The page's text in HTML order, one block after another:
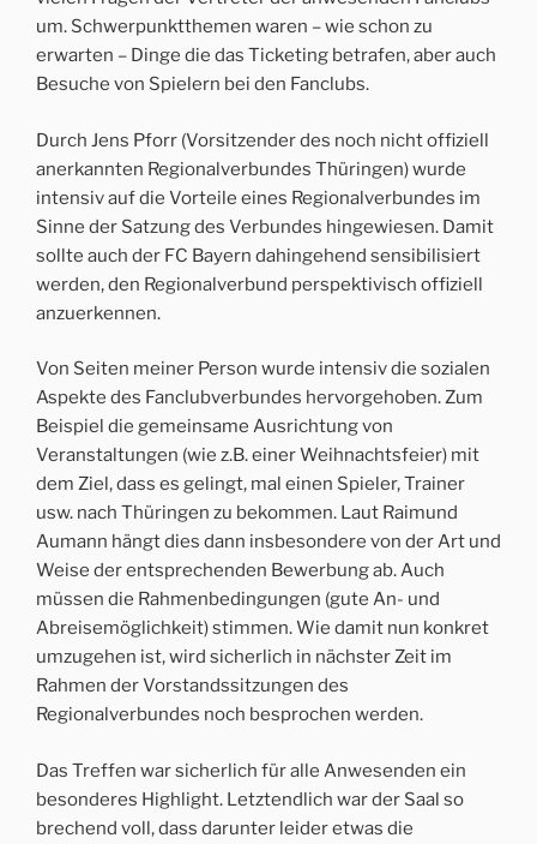
um. Schwerpunktthemen waren – wie schon zu
erwarten – Dinge die das Ticketing betrafen, aber auch
Besuche von Spielern bei den Fanclubs.
Durch Jens Pforr (Vorsitzender des noch nicht offiziell
anerkannten Regionalverbundes Thüringen) wurde
intensiv auf die Vorteile eines Regionalverbundes im
Sinne der Satzung des Verbundes hingewiesen. Damit
sollte auch der FC Bayern dahingehend sensibilisiert
werden, den Regionalverbund perspektivisch offiziell
anzuerkennen.
Von Seiten meiner Person wurde intensiv die sozialen
Aspekte des Fanclubverbundes hervorgehoben. Zum
Beispiel die gemeinsame Ausrichtung von
Veranstaltungen (wie z.B. einer Weihnachtsfeier) mit
dem Ziel, dass es gelingt, mal einen Spieler, Trainer
usw. nach Thüringen zu bekommen. Laut Raimund
Aumann hängt dies dann insbesondere von der Art und
Weise der entsprechenden Bewerbung ab. Auch
müssen die Rahmenbedingungen (gute An- und
Abreisemöglichkeit) stimmen. Wie damit nun konkret
umzugehen ist, wird sicherlich in nächster Zeit im
Rahmen der Vorstandssitzungen des
Regionalverbundes noch besprochen werden.
Das Treffen war sicherlich für alle Anwesenden ein
besonderes Highlight. Letztendlich war der Saal so
brechend voll, dass darunter leider etwas die